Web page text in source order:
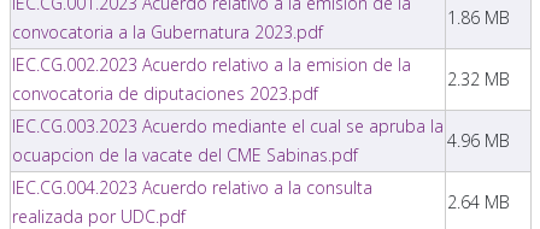
convocatoria a la Gubernatura 2023.pdf
1.86 MB
IEC.CG.002.2023 Acuerdo relativo a la emision de la
convocatoria de diputaciones 2023.pdf
2.32 MB
IEC.CG.003.2023 Acuerdo mediante el cual se apruba la
ocuapcion de la vacate del CME Sabinas.pdf
4.96 MB
IEC.CG.004.2023 Acuerdo relativo a la consulta
realizada por UDC.pdf
2.64 MB